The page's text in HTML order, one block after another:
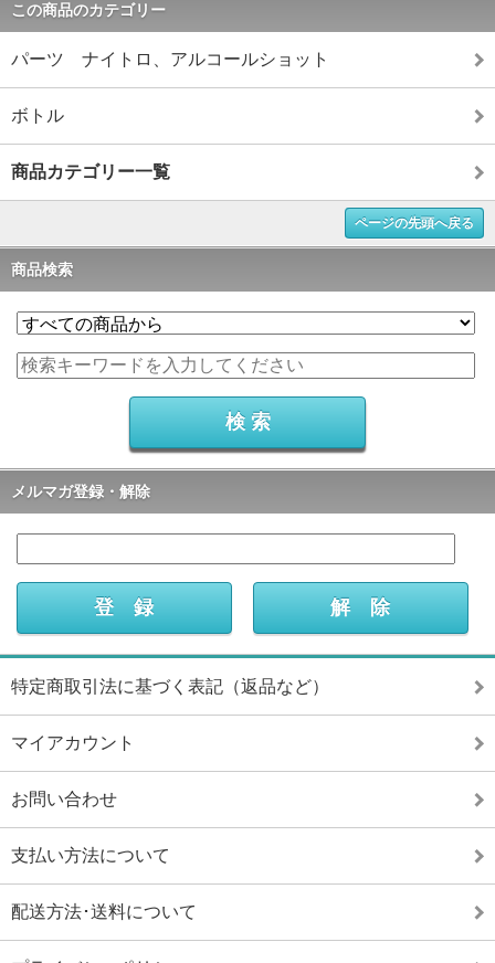
この商品のカテゴリー
パーツ ナイトロ、アルコールショット
ボトル
商品カテゴリー一覧
ページの先頭へ戻る
商品検索
メルマガ登録・解除
特定商取引法に基づく表記（返品など）
マイアカウント
お問い合わせ
支払い方法について
配送方法･送料について